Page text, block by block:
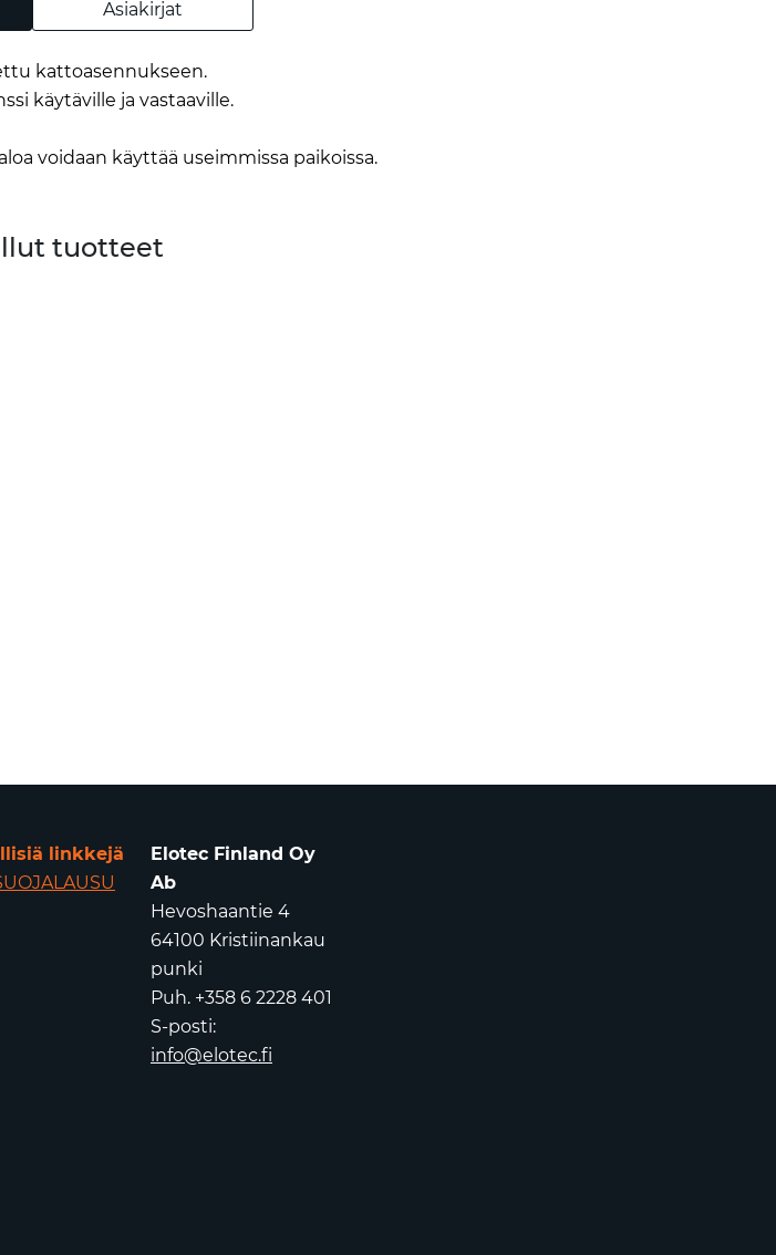
Asiakirjat
kattoasennukseen.
käytäville ja vastaaville.
voidaan käyttää useimmissa paikoissa.
tuotteet
linkkejä
Elotec Finland Oy
Ab
Hevoshaantie 4
64100 Kristiinankau
punki
Puh. +358 6 2228 401
S-posti:
info@elotec.fi